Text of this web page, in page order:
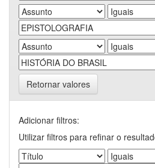
Retornar valores
Adicionar filtros:
Utilizar filtros para refinar o